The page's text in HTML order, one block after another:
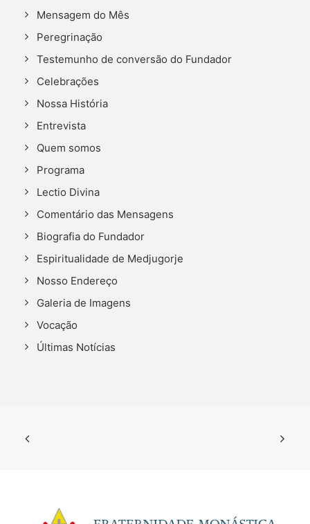
Mensagem do Mês
Peregrinação
Testemunho de conversão do Fundador
Celebrações
Nossa História
Entrevista
Quem somos
Programa
Lectio Divina
Comentário das Mensagens
Biografia do Fundador
Espiritualidade de Medjugorje
Nosso Endereço
Galeria de Imagens
Vocação
Últimas Notícias